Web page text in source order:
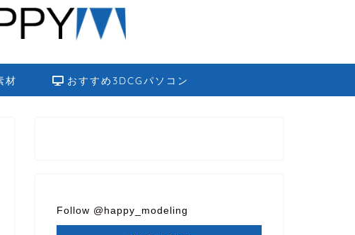
材 おすすめ3DCGパソコン
Follow @happy_modeling